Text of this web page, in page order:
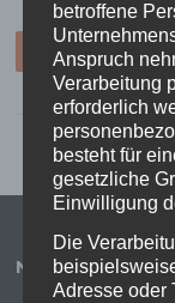
Weiterlesen
NEUESTE
betroffene
Anspruch
Verarbeitung
erforderlich
besteht für
gesetzliche
Einwilligung
Die
Adresse oder